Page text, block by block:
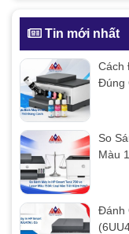
Tin mới nhất
Cách
Đúng
So
Màu
Đánh